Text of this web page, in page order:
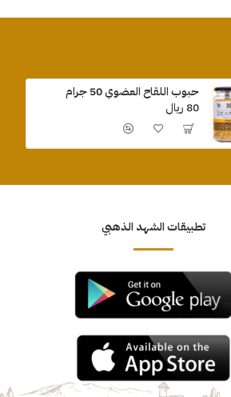
حبوب اللقاح العضوي 50 جرام
80 ريال
تطبيقات الشهد الذهبي